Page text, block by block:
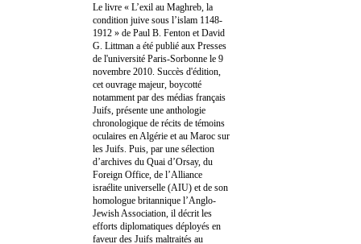
Le livre « L’exil au Maghreb, la
condition juive sous l’islam 1148-
1912 » de Paul B. Fenton et David
G. Littman a été publié aux Presses
de l'université Paris-Sorbonne le 9
novembre 2010. Succès d'édition,
cet ouvrage majeur, boycotté
notamment par des médias français
Juifs, présente une anthologie
chronologique de récits de témoins
oculaires en Algérie et au Maroc sur
les Juifs. Puis, par une sélection
d’archives du Quai d’Orsay, du
Foreign Office, de l’Alliance
israélite universelle (AIU) et de son
homologue britannique l’Anglo-
Jewish Association, il décrit les
efforts diplomatiques déployés en
faveur des Juifs maltraités au